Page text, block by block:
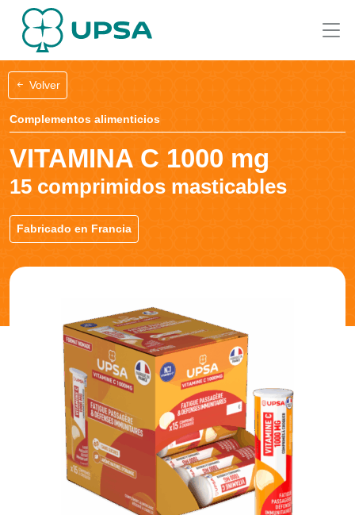
Volver
Complementos alimenticios
VITAMINA C 1000 mg
15 comprimidos masticables
Fabricado en Francia